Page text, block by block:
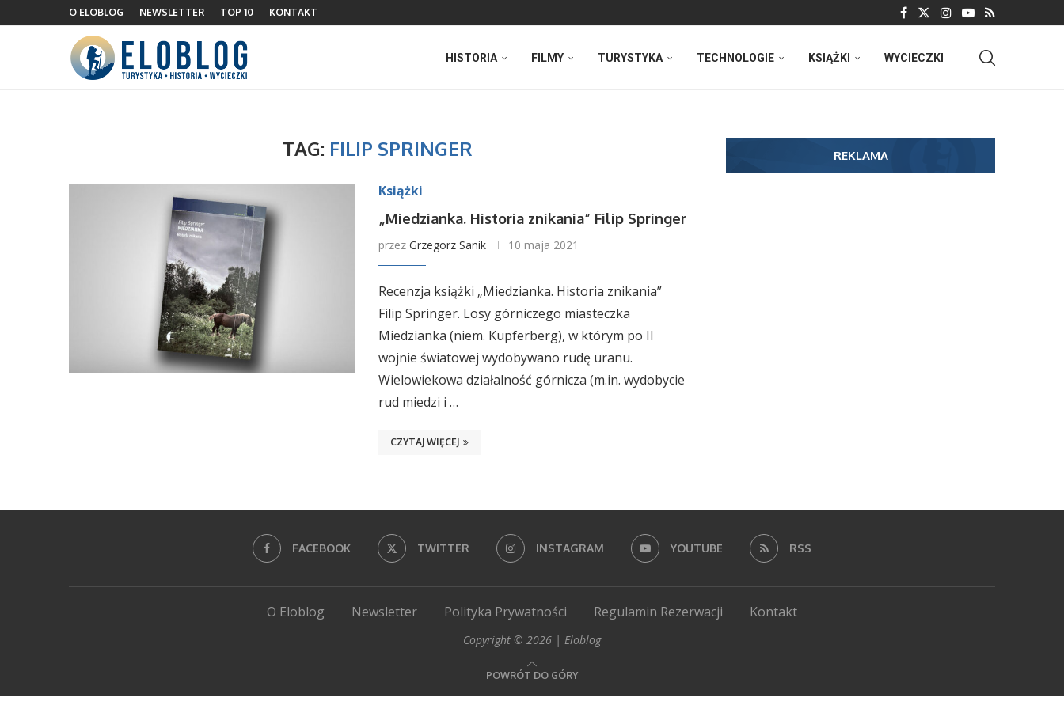
O ELOBLOG NEWSLETTER TOP 10 KONTAKT
HISTORIA FILMY TURYSTYKA TECHNOLOGIE KSIĄŻKI WYCIECZKI
TAG: FILIP SPRINGER
Książki
„Miedzianka. Historia znikania” Filip Springer
przez Grzegorz Sanik 10 maja 2021
Recenzja książki „Miedzianka. Historia znikania”
Filip Springer. Losy górniczego miasteczka
Miedzianka (niem. Kupferberg), w którym po II
wojnie światowej wydobywano rudę uranu.
Wielowiekowa działalność górnicza (m.in. wydobycie
rud miedzi i …
CZYTAJ WIĘCEJ
REKLAMA
FACEBOOK TWITTER INSTAGRAM YOUTUBE RSS
O Eloblog Newsletter Polityka Prywatności Regulamin Rezerwacji Kontakt
Copyright © 2026 | Eloblog
POWRÓT DO GÓRY